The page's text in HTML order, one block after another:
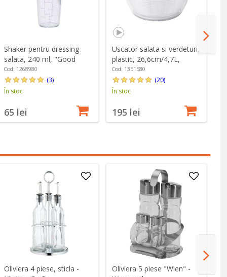
Shaker pentru dressing
salata, 240 ml, "Good
Grips" - OXO
Cod: 1268980
(3)
În stoc
65 lei
Uscator salata si verdeturi,
plastic, 26,6cm/4,7L,
"Good Grips" - OXO
Cod: 1351580
(20)
În stoc
195 lei
Oliviera 4 piese, sticla -
Oliviera 5 piese "Wien" -